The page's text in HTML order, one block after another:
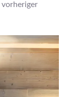
vorheriger